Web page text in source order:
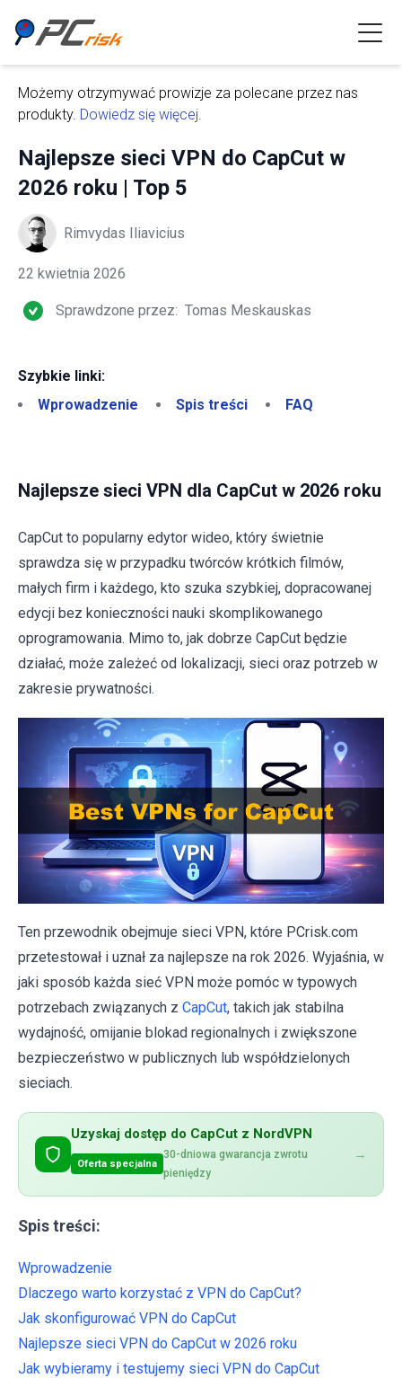
Możemy otrzymywać prowizje za polecane przez nas
produkty. Dowiedz się więcej.
Najlepsze sieci VPN do CapCut w
2026 roku | Top 5
Rimvydas Iliavicius
22 kwietnia 2026
Sprawdzone przez: Tomas Meskauskas
Szybkie linki:
Wprowadzenie
Spis treści FAQ
Najlepsze sieci VPN dla CapCut w 2026 roku
CapCut to popularny edytor wideo, który świetnie
sprawdza się w przypadku twórców krótkich filmów,
małych firm i każdego, kto szuka szybkiej, dopracowanej
edycji bez konieczności nauki skomplikowanego
oprogramowania. Mimo to, jak dobrze CapCut będzie
działać, może zależeć od lokalizacji, sieci oraz potrzeb w
zakresie prywatności.
Ten przewodnik obejmuje sieci VPN, które PCrisk.com
przetestował i uznał za najlepsze na rok 2026. Wyjaśnia, w
jaki sposób każda sieć VPN może pomóc w typowych
potrzebach związanych z CapCut, takich jak stabilna
wydajność, omijanie blokad regionalnych i zwiększone
bezpieczeństwo w publicznych lub współdzielonych
sieciach.
Uzyskaj dostęp do CapCut z NordVPN
Oferta specjalna
30-dniowa gwarancja zwrotu
pieniędzy
→
Spis treści:
Wprowadzenie
Dlaczego warto korzystać z VPN do CapCut?
Jak skonfigurować VPN do CapCut
Najlepsze sieci VPN do CapCut w 2026 roku
Jak wybieramy i testujemy sieci VPN do CapCut